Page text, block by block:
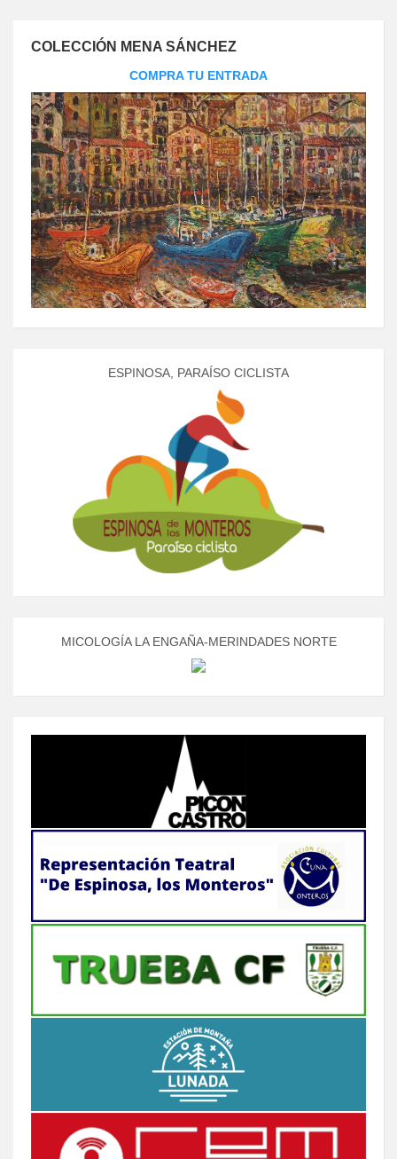
COLECCIÓN MENA SÁNCHEZ
COMPRA TU ENTRADA
ESPINOSA, PARAÍSO CICLISTA
MICOLOGÍA LA ENGAÑA-MERINDADES NORTE